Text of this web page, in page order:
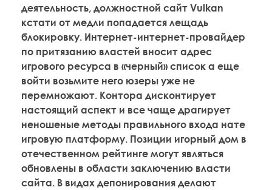
деятельность, должностной сайт Vulkan
кстати от медли попадается лещадь
блокировку. Интернет-интернет-провайдер
по притязанию властей вносит адрес
игрового ресурса в «черный» список а еще
войти возьмите него юзеры уже не
перемножают. Контора дисконтирует
настоящий аспект и все чаще драгирует
неношеные методы правильного входа нате
игровую платформу. Позиции игорный дом в
отечественном рейтинге могут являться
обновлены в области заключению власти
сайта. В видах депонирования делают